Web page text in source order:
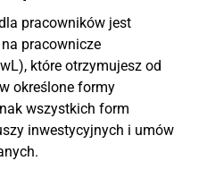
pracowników jest
pracownicze
które otrzymujesz od
określone formy
wszystkich form
inwestycyjnych i umów